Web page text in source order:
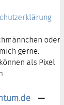
oder
gerne.
als Pixel
—